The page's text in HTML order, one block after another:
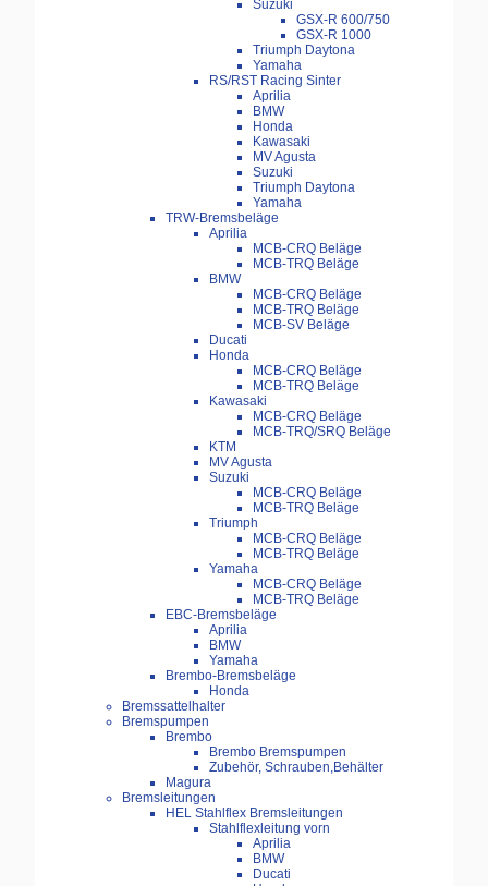
Suzuki
GSX-R 600/750
GSX-R 1000
Triumph Daytona
Yamaha
RS/RST Racing Sinter
Aprilia
BMW
Honda
Kawasaki
MV Agusta
Suzuki
Triumph Daytona
Yamaha
TRW-Bremsbeläge
Aprilia
MCB-CRQ Beläge
MCB-TRQ Beläge
BMW
MCB-CRQ Beläge
MCB-TRQ Beläge
MCB-SV Beläge
Ducati
Honda
MCB-CRQ Beläge
MCB-TRQ Beläge
Kawasaki
MCB-CRQ Beläge
MCB-TRQ/SRQ Beläge
KTM
MV Agusta
Suzuki
MCB-CRQ Beläge
MCB-TRQ Beläge
Triumph
MCB-CRQ Beläge
MCB-TRQ Beläge
Yamaha
MCB-CRQ Beläge
MCB-TRQ Beläge
EBC-Bremsbeläge
Aprilia
BMW
Yamaha
Brembo-Bremsbeläge
Honda
Bremssattelhalter
Bremspumpen
Brembo
Brembo Bremspumpen
Zubehör, Schrauben,Behälter
Magura
Bremsleitungen
HEL Stahlflex Bremsleitungen
Stahlflexleitung vorn
Aprilia
BMW
Ducati